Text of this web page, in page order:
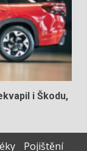
i Škodu,
Pojištění